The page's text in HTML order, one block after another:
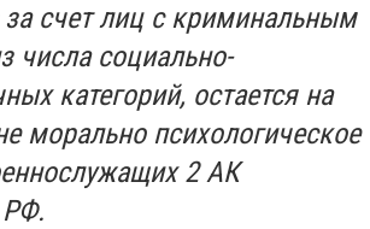
счет лиц с криминальным
числа социально-
категорий, остается на
морально психологическое
2 АК
РФ.